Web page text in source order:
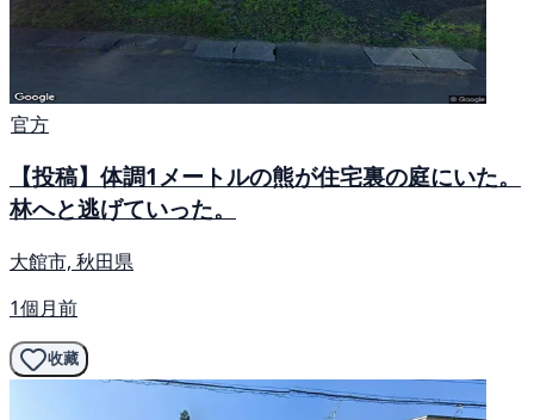
官方
【投稿】体調1メートルの熊が住宅裏の庭にいた。
林へと逃げていった。
大館市, 秋田県
1個月前
收藏